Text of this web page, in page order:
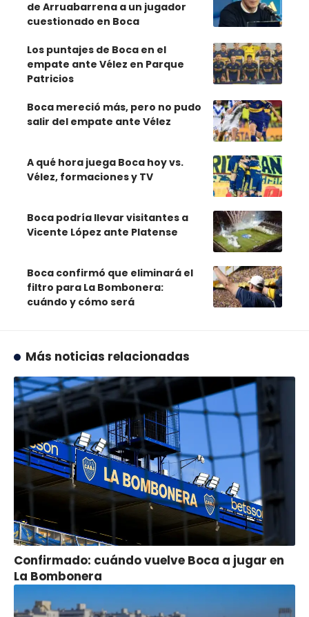
de Arruabarrena a un jugador
cuestionado en Boca
Los puntajes de Boca en el
empate ante Vélez en Parque
Patricios
Boca mereció más, pero no pudo
salir del empate ante Vélez
A qué hora juega Boca hoy vs.
Vélez, formaciones y TV
Boca podría llevar visitantes a
Vicente López ante Platense
Boca confirmó que eliminará el
filtro para La Bombonera:
cuándo y cómo será
Más noticias relacionadas
Confirmado: cuándo vuelve Boca a jugar en
La Bombonera